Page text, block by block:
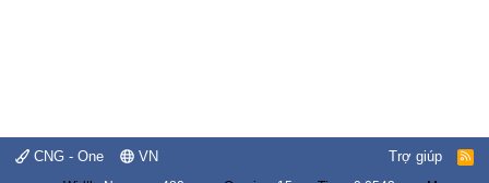
CNG - One VN Trợ giúp
R